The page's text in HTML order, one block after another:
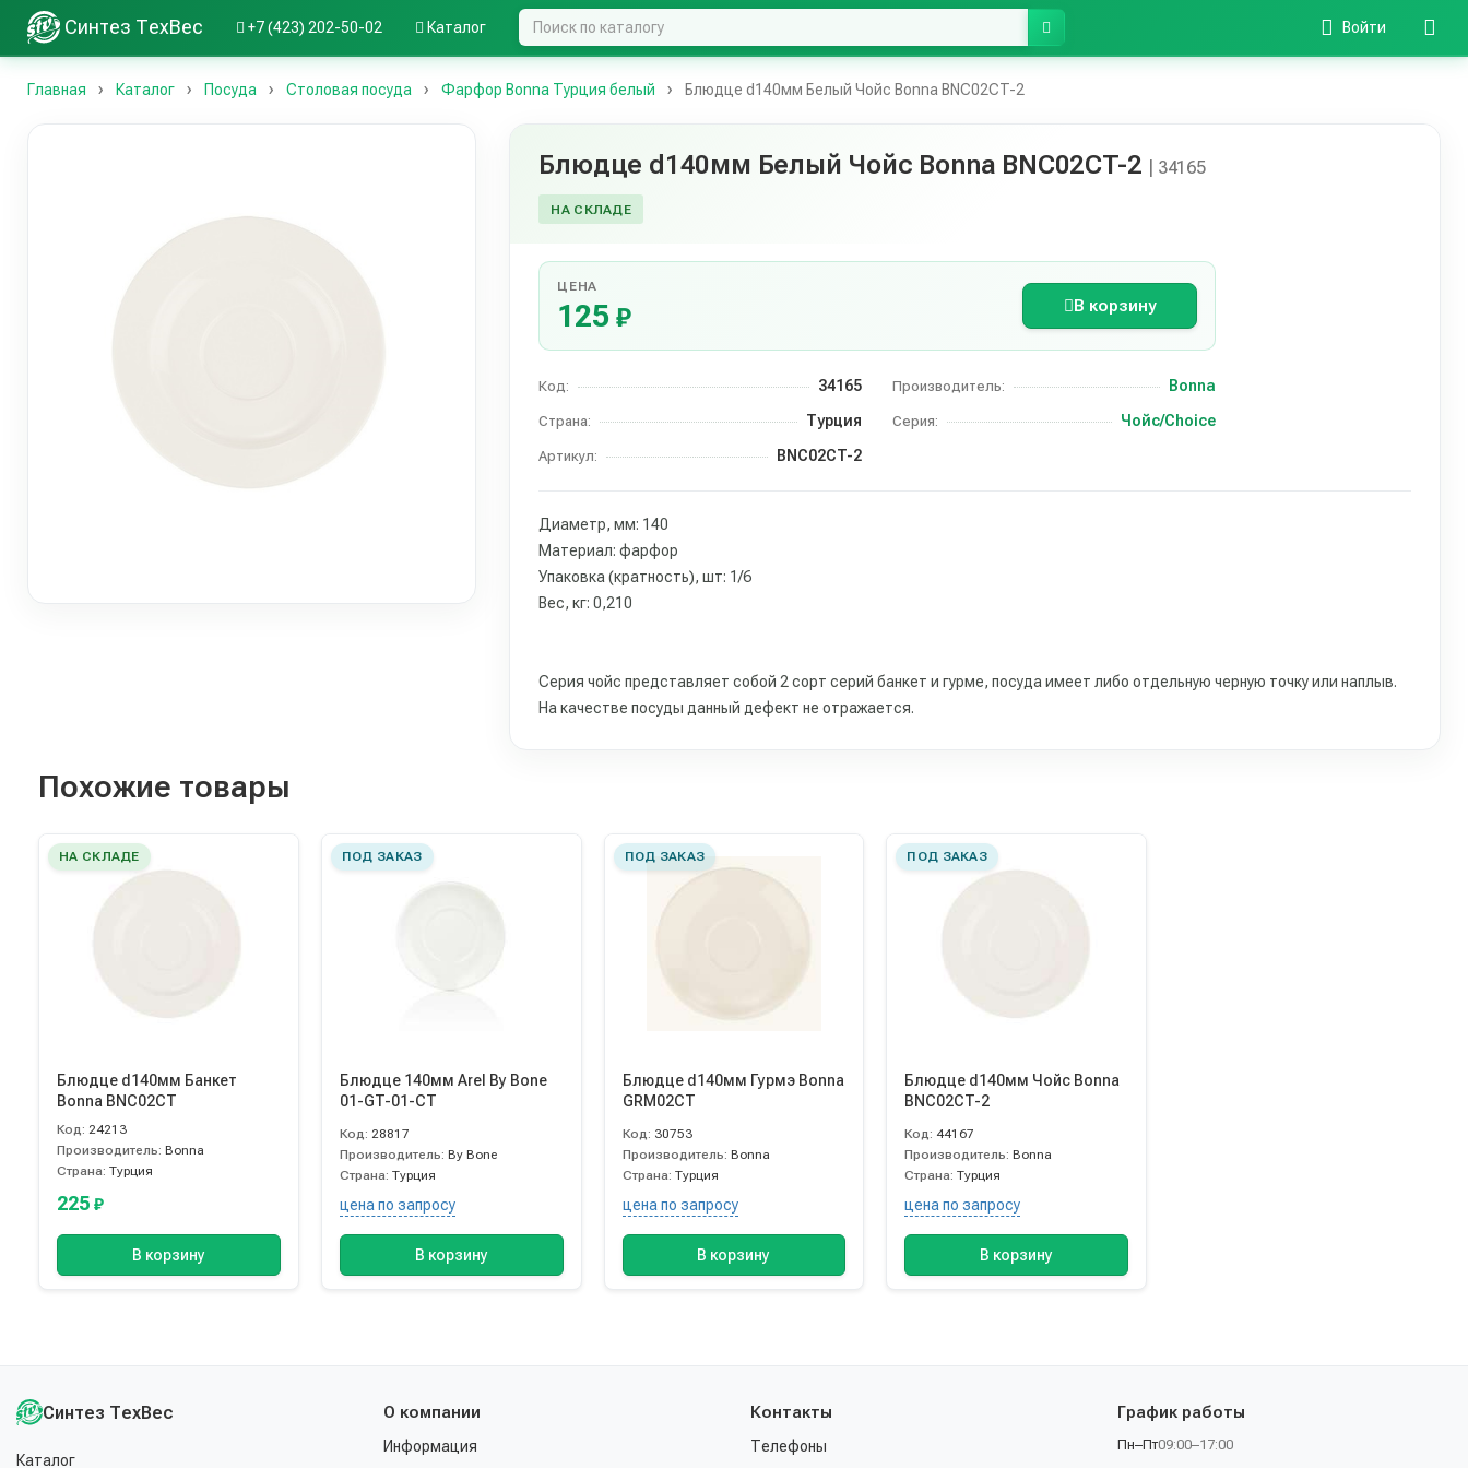
Синтез ТехВес +7 (423) 202-50-02 Каталог Войти
Главная Каталог Посуда Столовая посуда Фарфор Bonna Турция белый Блюдце d140мм Белый Чойс Bonna BNC02CT-2
Блюдце d140мм Белый Чойс Bonna BNC02CT-2 | 34165
НА СКЛАДЕ
ЦЕНА
125₽ В корзину
Код: 34165 Производитель: Bonna
Страна: Турция Серия: Чойс/Choice
Артикул: BNC02CT-2
Диаметр, мм: 140
Материал: фарфор
Упаковка (кратность), шт: 1/6
Вес, кг: 0,210
Серия чойс представляет собой 2 сорт серий банкет и гурме, посуда имеет либо отдельную черную точку или наплыв.
На качестве посуды данный дефект не отражается.
Похожие товары
НА СКЛАДЕ
Блюдце d140мм Банкет
Bonna BNC02CT
Код: 24213
Производитель: Bonna
Страна: Турция
225 ₽
В корзину
ПОД ЗАКАЗ
Блюдце 140мм Arel By Bone
01-GT-01-CT
Код: 28817
Производитель: By Bone
Страна: Турция
цена по запросу
В корзину
ПОД ЗАКАЗ
Блюдце d140мм Гурмэ Bonna
GRM02CT
Код: 30753
Производитель: Bonna
Страна: Турция
цена по запросу
В корзину
ПОД ЗАКАЗ
Блюдце d140мм Чойс Bonna
BNC02CT-2
Код: 44167
Производитель:Bonna
Страна:Турция
цена по запросу
В корзину
Синтез ТехВес
Каталог
О компании
Информация
Контакты
Телефоны
График работы
Пн–Пт09:00–17:00